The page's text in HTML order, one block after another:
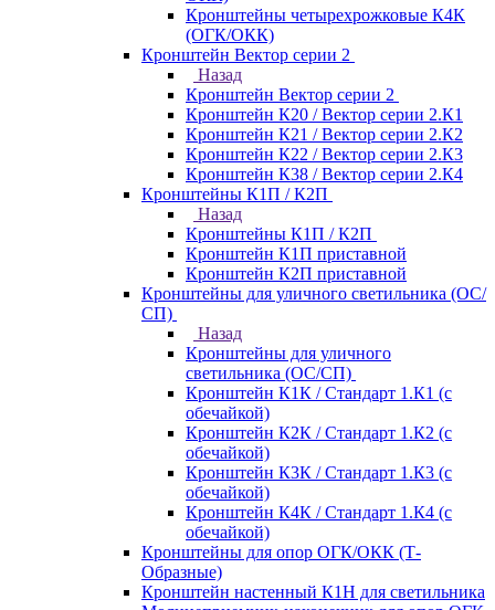
Кронштейны четырехрожковые К4К
(ОГК/ОКК)
Кронштейн Вектор серии 2
Назад
Кронштейн Вектор серии 2
Кронштейн К20 / Вектор серии 2.К1
Кронштейн К21 / Вектор серии 2.К2
Кронштейн К22 / Вектор серии 2.К3
Кронштейн К38 / Вектор серии 2.К4
Кронштейны К1П / К2П
Назад
Кронштейны К1П / К2П
Кронштейн К1П приставной
Кронштейн К2П приставной
Кронштейны для уличного светильника (ОС/
СП)
Назад
Кронштейны для уличного
светильника (ОС/СП)
Кронштейн К1К / Стандарт 1.К1 (с
обечайкой)
Кронштейн К2К / Стандарт 1.К2 (с
обечайкой)
Кронштейн К3К / Стандарт 1.К3 (с
обечайкой)
Кронштейн К4К / Стандарт 1.К4 (с
обечайкой)
Кронштейны для опор ОГК/ОКК (Т-
Образные)
Кронштейн настенный К1Н для светильника